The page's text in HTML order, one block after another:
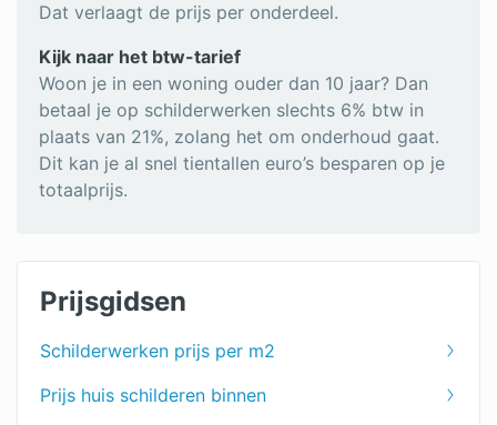
Dat verlaagt de prijs per onderdeel.
Kijk naar het btw-tarief
Woon je in een woning ouder dan 10 jaar? Dan
betaal je op schilderwerken slechts 6% btw in
plaats van 21%, zolang het om onderhoud gaat.
Dit kan je al snel tientallen euro’s besparen op je
totaalprijs.
Prijsgidsen
Schilderwerken prijs per m2
Prijs huis schilderen binnen